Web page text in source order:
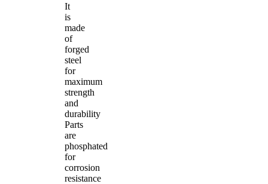
It
is
made
of
forged
steel
for
maximum
strength
and
durability
Parts
are
phosphated
for
corrosion
resistance